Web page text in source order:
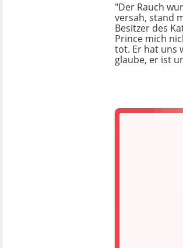
"Der Rauch
versah, stand
Besitzer des
Prince mich
tot. Er hat uns
glaube, er ist